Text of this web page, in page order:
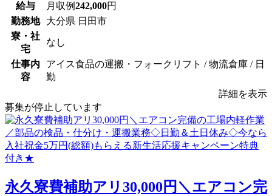
給与 月収例242,000円
勤務地
大分県 日田市
寮・社
宅
なし
仕事内
容
アイス食品の運搬・フォークリフト / 物流倉庫 / 日
勤
詳細を表示
募集が停止しています
永久寮費補助アリ30,000円＼エアコン完